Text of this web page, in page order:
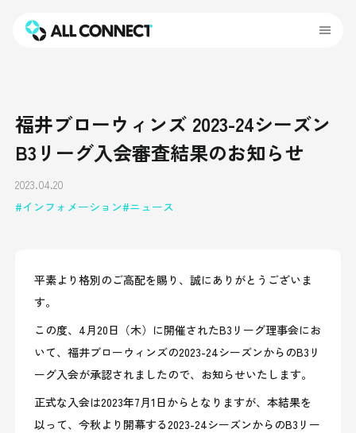
福井ブローウィンズ 2023-24シーズン
B3リーグ入会審査結果のお知らせ
2023.04.20
インフォメーション ニュース
平素より格別のご高配を賜り、誠にありがとうございま
す。
この度、 4月20日（木）に開催されたB3リーグ理事会にお
いて、福井ブローウィンズの2023-24シーズンからのB3 リ
ーグ入会が承認されましたので、お知らせいたします。
正式な入会は2023年7月1日からとなりますが、本結果を
以って、今秋より開幕する2023-24シーズンからのB3 リー